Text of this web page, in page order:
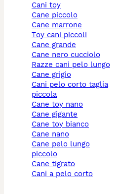
cani toy
cane piccolo
cane marrone
toy cani piccoli
cane grande
cane nero cucciolo
razze cani pelo lungo
cane grigio
cani pelo corto taglia
piccola
cane toy nano
cane gigante
cane toy bianco
cane nano
cane pelo lungo
piccolo
cane tigrato
cani a pelo corto